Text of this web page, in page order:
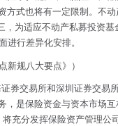
式也将有一定限制。不
为适应不动产私募投资
进行差异化安排。
规八大要点》 ）
券交易所和深圳证券交易
，是保险资金与资本市场
充分发挥保险资产管理